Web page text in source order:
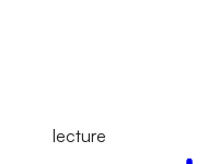
lecture